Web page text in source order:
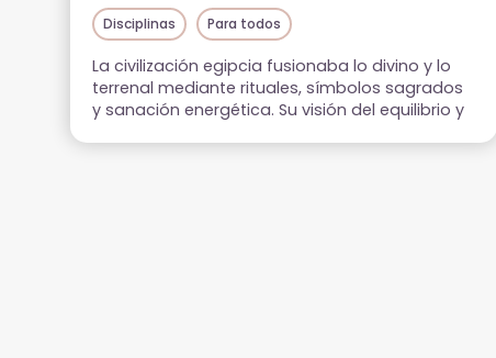
Disciplinas Para todos
La civilización egipcia fusionaba lo divino y lo
terrenal mediante rituales, símbolos sagrados
y sanación energética. Su visión del equilibrio y